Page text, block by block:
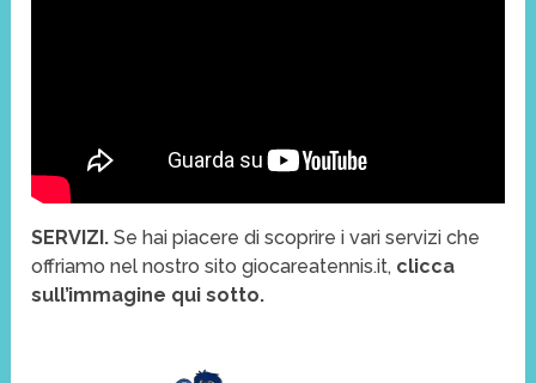
SERVIZI. Se hai piacere di scoprire i vari servizi che
offriamo nel nostro sito giocareatennis.it, clicca
sull’immagine qui sotto.